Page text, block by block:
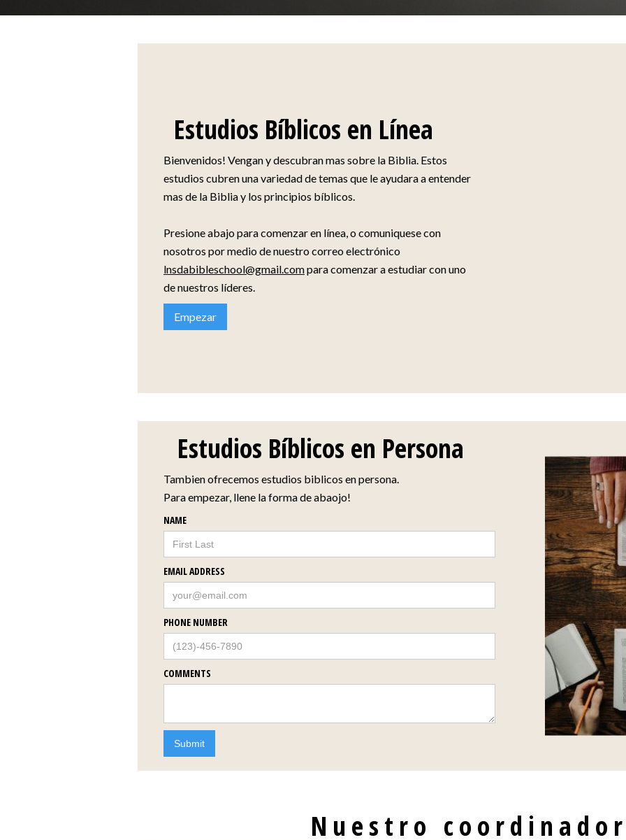
Estudios Bíblicos en Línea
Bienvenidos! Vengan y descubran mas sobre la Biblia. Estos
estudios cubren una variedad de temas que le ayudara a entender
mas de la Biblia y los principios bíblicos.
Presione abajo para comenzar en línea, o comuniquese con
nosotros por medio de nuestro correo electrónico
lnsdabibleschool@gmail.compara comenzar a estudiar con uno
de nuestros líderes.
Empezar
Estudios Bíblicos en Persona
Tambien ofrecemos estudios biblicos en persona.
Para empezar, llene la forma de abaojo!
NAME
EMAIL ADDRESS
PHONE NUMBER
COMMENTS
Nuestro